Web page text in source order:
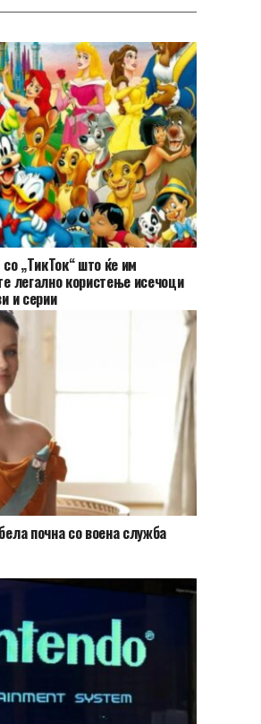
„ТикТок“ што ќе им
легално користење исечоци
и серии
почна со воена служба